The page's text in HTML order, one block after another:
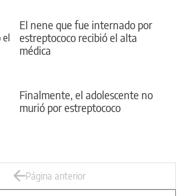
El nene que fue internado por
estreptococo recibió el alta
médica
Finalmente, el adolescente no
murió por estreptococo
Página anterior